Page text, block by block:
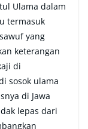
Ulama dalam
termasuk
yang
keterangan
di
sosok ulama
di Jawa
lepas dari